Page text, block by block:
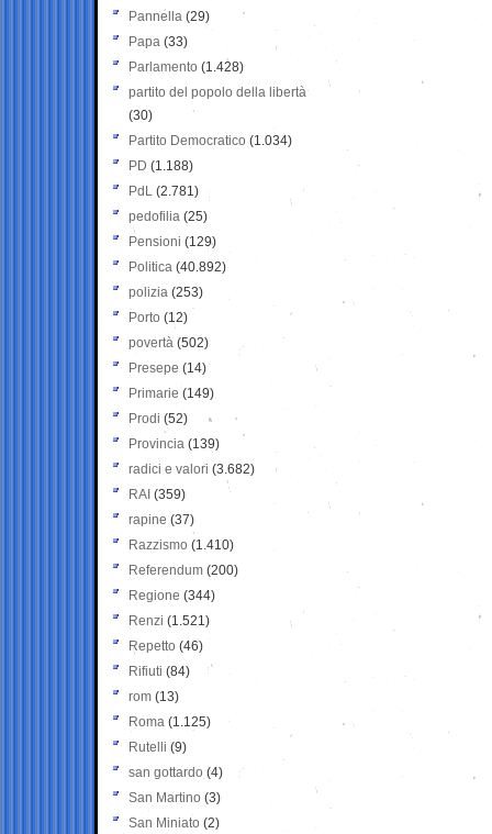
Pannella (29)
Papa (33)
Parlamento (1.428)
partito del popolo della libertà
(30)
Partito Democratico (1.034)
PD (1.188)
PdL (2.781)
pedofilia (25)
Pensioni (129)
Politica (40.892)
polizia (253)
Porto (12)
povertà (502)
Presepe (14)
Primarie (149)
Prodi (52)
Provincia (139)
radici e valori (3.682)
RAI (359)
rapine (37)
Razzismo (1.410)
Referendum (200)
Regione (344)
Renzi (1.521)
Repetto (46)
Rifiuti (84)
rom (13)
Roma (1.125)
Rutelli (9)
san gottardo (4)
San Martino (3)
San Miniato (2)